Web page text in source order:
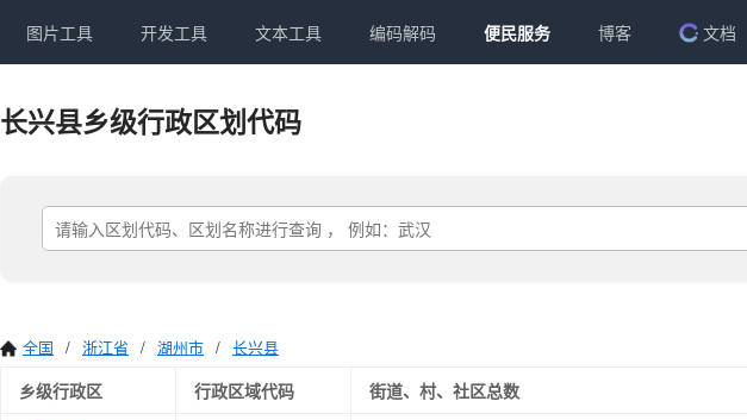
图片工具 开发工具 文本工具 编码解码 便民服务 博客 文档
长兴县乡级行政区划代码
全国 / 浙江省 / 湖州市 / 长兴县
乡级行政区 行政区域代码
街道、村、社区总数